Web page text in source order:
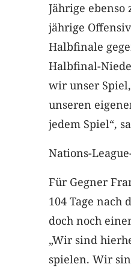
Jährige
jährige
Halbfinale
Halbfinal-
wir unser
unseren
jedem Spiel“,
Nations-
Für Gegner
104 Tage nach
doch noch
„Wir sind
spielen. Wir